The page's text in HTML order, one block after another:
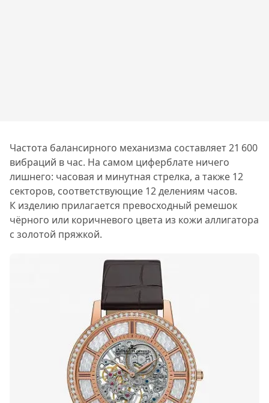
Частота балансирного механизма составляет 21 600
вибраций в час. На самом циферблате ничего
лишнего: часовая и минутная стрелка, а также 12
секторов, соответствующие 12 делениям часов.
К изделию прилагается превосходный ремешок
чёрного или коричневого цвета из кожи аллигатора
с золотой пряжкой.